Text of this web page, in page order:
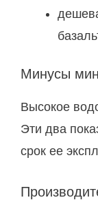
Минусы
Высокое
Эти два
срок ее